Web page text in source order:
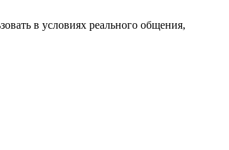
в условиях реального общения,